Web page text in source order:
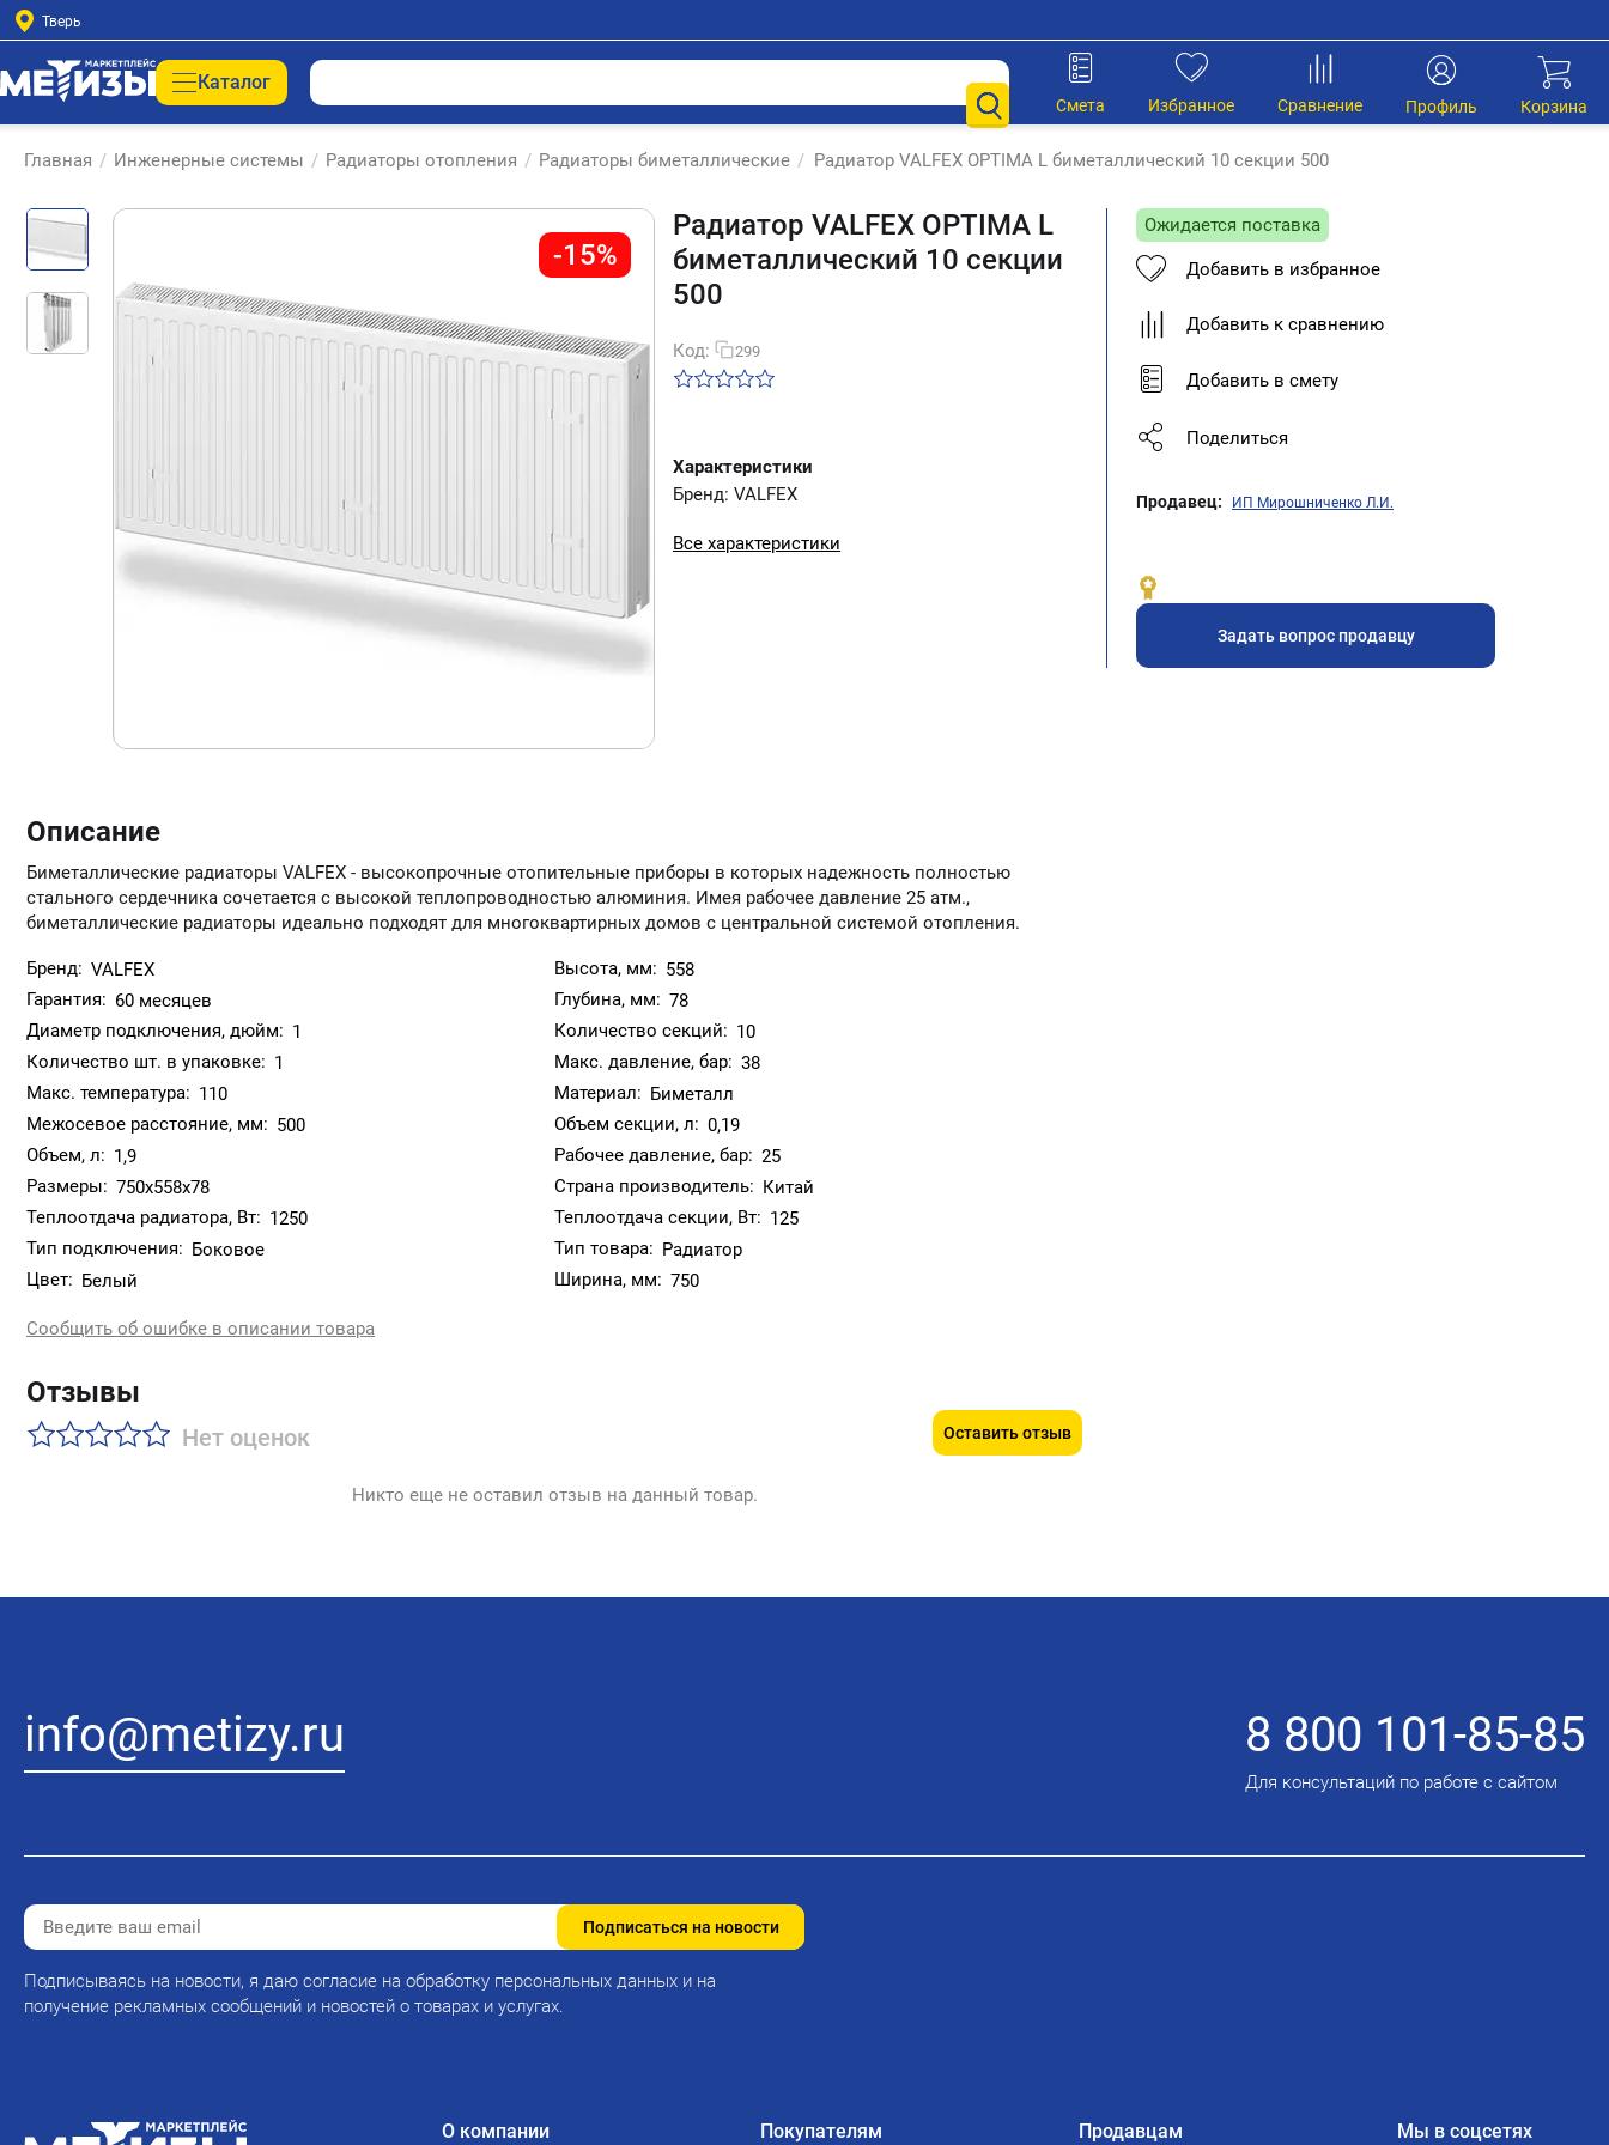
Тверь
Каталог
Корзина
Профиль
Сравнение
Избранное
Смета
Главная / Инженерные системы / Радиаторы отопления / Радиаторы биметаллические / Радиатор VALFEX OPTIMA L биметаллический 10 секции 500
-15%
Радиатор VALFEX OPTIMA L
биметаллический 10 секции
500
Код: 299
Характеристики
Бренд: VALFEX
Все характеристики
Описание
Биметаллические радиаторы VALFEX - высокопрочные отопительные приборы в которых надежность полностью
стального сердечника сочетается с высокой теплопроводностью алюминия. Имея рабочее давление 25 атм.,
биметаллические радиаторы идеально подходят для многоквартирных домов с центральной системой отопления.
Бренд: VALFEX Высота, мм: 558
Гарантия: 60 месяцев Глубина, мм: 78
Диаметр подключения, дюйм: 1 Количество секций: 10
Количество шт. в упаковке: 1 Макс. давление, бар: 38
Макс. температура: 110 Материал: Биметалл
Межосевое расстояние, мм: 500 Объем секции, л: 0,19
Объем, л: 1,9 Рабочее давление, бар: 25
Размеры: 750х558х78 Страна производитель: Китай
Теплоотдача радиатора, Вт: 1250 Теплоотдача секции, Вт: 125
Тип подключения: Боковое Тип товара: Радиатор
Цвет: Белый Ширина, мм: 750
Сообщить об ошибке в описании товара
Отзывы
Нет оценок Оставить отзыв
Никто еще не оставил отзыв на данный товар.
Ожидается поставка
Добавить в избранное
Добавить к сравнению
Добавить в смету
Поделиться
Продавец: ИП Мирошниченко Л.И.
Задать вопрос продавцу
info@metizy.ru 8 800 101-85-85
Для консультаций по работе с сайтом
Подписаться на новости
Подписываясь на новости, я даю согласие на обработку персональных данных и на
получение рекламных сообщений и новостей о товарах и услугах.
О компании Покупателям Продавцам Мы в соцсетях